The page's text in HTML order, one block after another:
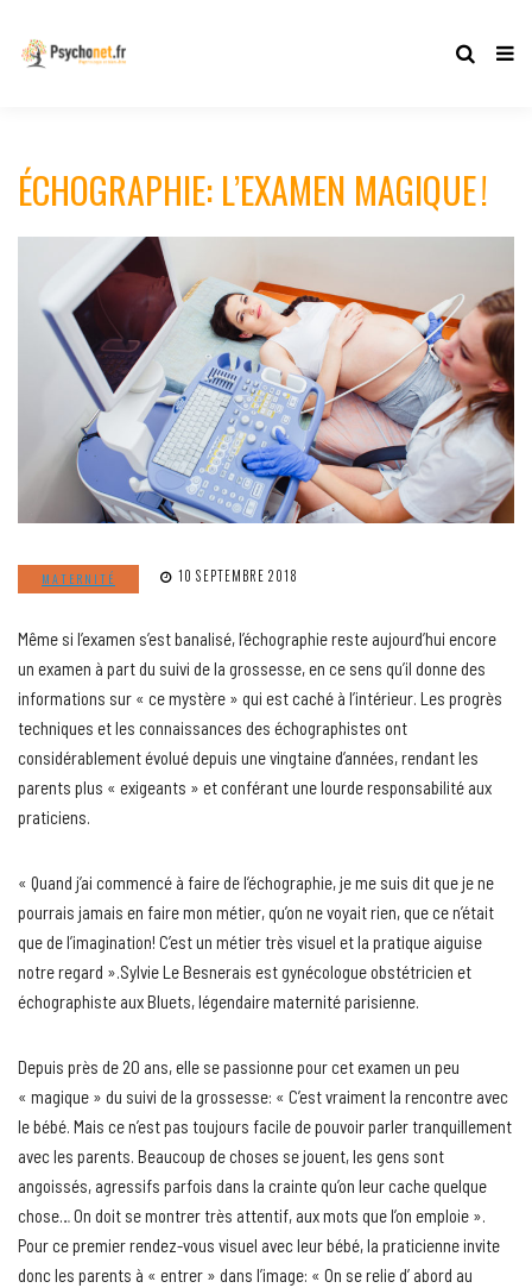
ÉCHOGRAPHIE: L’EXAMEN MAGIQUE !
MATERNITÉ 10 SEPTEMBRE 2018
Même si l’examen s’est banalisé, l’échographie reste aujourd’hui encore
un examen à part du suivi de la grossesse, en ce sens qu’il donne des
informations sur « ce mystère » qui est caché à l’intérieur. Les progrès
techniques et les connaissances des échographistes ont
considérablement évolué depuis une vingtaine d’années, rendant les
parents plus « exigeants » et conférant une lourde responsabilité aux
praticiens.
« Quand j’ai commencé à faire de l’échographie, je me suis dit que je ne
pourrais jamais en faire mon métier, qu’on ne voyait rien, que ce n’était
que de l’imagination! C’est un métier très visuel et la pratique aiguise
notre regard ».Sylvie Le Besnerais est gynécologue obstétricien et
échographiste aux Bluets, légendaire maternité parisienne.
Depuis près de 20 ans, elle se passionne pour cet examen un peu
« magique » du suivi de la grossesse: « C’est vraiment la rencontre avec
le bébé. Mais ce n’est pas toujours facile de pouvoir parler tranquillement
avec les parents. Beaucoup de choses se jouent, les gens sont
angoissés, agressifs parfois dans la crainte qu’on leur cache quelque
chose… On doit se montrer très attentif, aux mots que l’on emploie ».
Pour ce premier rendez-vous visuel avec leur bébé, la praticienne invite
donc les parents à « entrer » dans l’image: « On se relie d’ abord au